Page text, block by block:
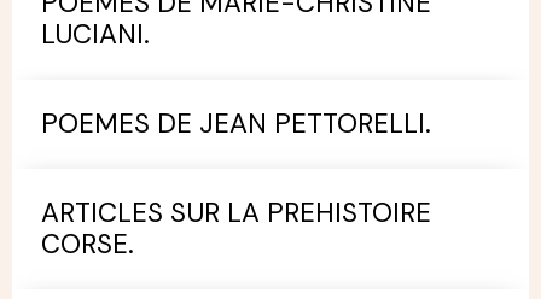
LUCIANI.
POEMES DE JEAN PETTORELLI.
ARTICLES SUR LA PREHISTOIRE
CORSE.